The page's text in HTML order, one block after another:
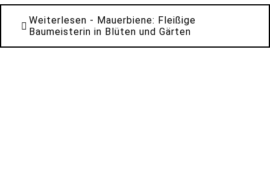
Weiterlesen - Mauerbiene: Fleißige
Baumeisterin in Blüten und Gärten